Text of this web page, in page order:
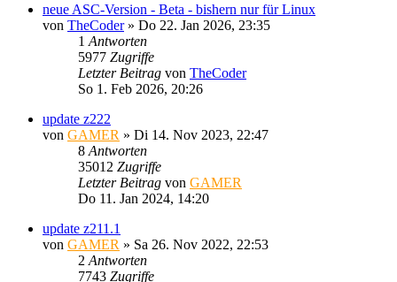
neue ASC-Version - Beta - bishern nur für Linux
von TheCoder» Do 22. Jan 2026, 23:35
1 Antworten
5977 Zugriffe
Letzter Beitrag von TheCoder
So 1. Feb 2026, 20:26
update z222
von GAMER » Di 14. Nov 2023, 22:47
8 Antworten
35012 Zugriffe
Letzter Beitrag von GAMER
Do 11. Jan 2024, 14:20
update z211.1
von GAMER » Sa 26. Nov 2022, 22:53
2 Antworten
7743 Zugriffe